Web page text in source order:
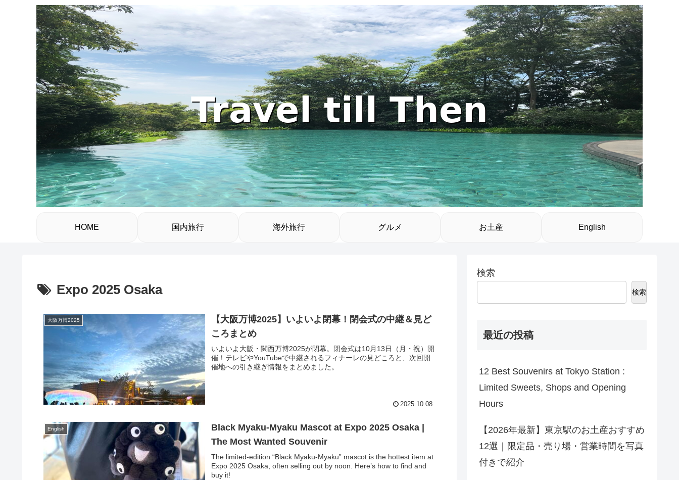
HOME 国内旅行 海外旅行 グルメ お土産 English
Expo 2025 Osaka
大阪万博2025
【大阪万博2025】いよいよ閉幕！閉会式の中継＆見ど
ころまとめ
いよいよ大阪・関西万博2025が閉幕。閉会式は10月13日（月・祝）開
催！テレビやYouTubeで中継されるフィナーレの見どころと、次回開
催地への引き継ぎ情報をまとめました。
2025.10.08
English
Black Myaku-Myaku Mascot at Expo 2025 Osaka |
The Most Wanted Souvenir
The limited-edition “Black Myaku-Myaku” mascot is the hottest item at
Expo 2025 Osaka, often selling out by noon. Here’s how to find and
buy it!
検索
検索
最近の投稿
12 Best Souvenirs at Tokyo Station :
Limited Sweets, Shops and Opening
Hours
【2026年最新】東京駅のお土産おすすめ
12選｜限定品・売り場・営業時間を写真
付きで紹介